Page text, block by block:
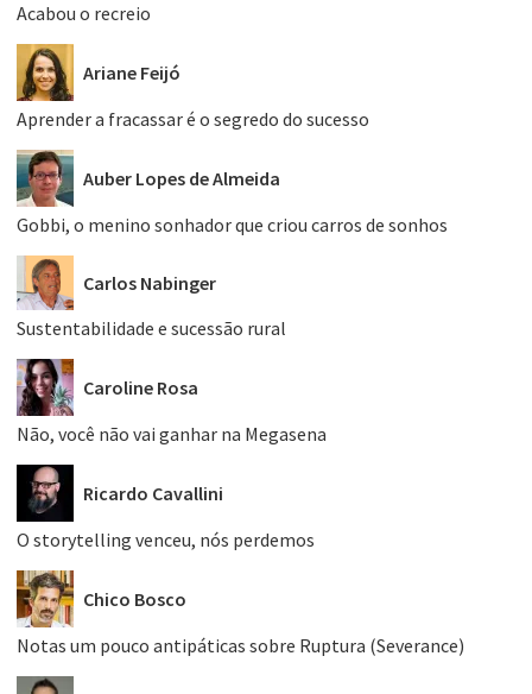
Acabou o recreio
Ariane Feijó
Aprender a fracassar é o segredo do sucesso
Auber Lopes de Almeida
Gobbi, o menino sonhador que criou carros de sonhos
Carlos Nabinger
Sustentabilidade e sucessão rural
Caroline Rosa
Não, você não vai ganhar na Megasena
Ricardo Cavallini
O storytelling venceu, nós perdemos
Chico Bosco
Notas um pouco antipáticas sobre Ruptura (Severance)